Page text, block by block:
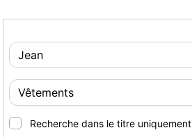
Recherche dans le titre uniquement